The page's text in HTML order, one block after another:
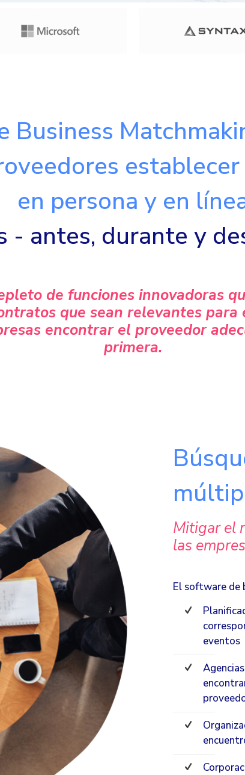
Business
en persona y en
- antes, durante y
de funciones innovadoras
que sean relevantes
encontrar el proveedor
primera.
Mitigar el
las
El software de
eventos